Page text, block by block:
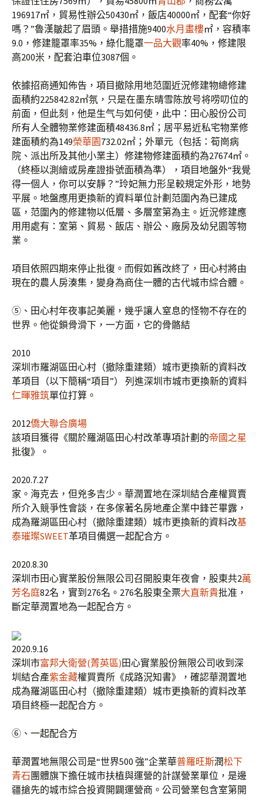
196917㎡，貿易性辦公50430㎡，飯店40000㎡，配套“你好
嗎？”魯漢皺起了眉頭。舉措措施9400水月畫樓㎡，容積率
9.0，修建籠罩率35%，綠化籠罩一品大觀率40%，修建限
高200米，配套泊車位3087個。
依據招商通知佈告，項目撤除用地范圍近況修建物總修建
面積約225842.82㎡氛，只是在墨东晴雪陈放号将唠叨位的
前面，但此刻，他是生气与如何使，此中：田心股份公司
所有人全體物業修建面積48436.8㎡；居平易近私宅物業修
建面積約為149榮華園732.02㎡；外單元（包括：筍崗病
院、派出所及其他小業主）修建物修建面積約為27674㎡。
（終極以測繪或房產證掛號面積為準），項目地盤外“我覺
得一個人，你可以安靜？”玲妃無力形呈較規定外形，地勢
平展。地盤應用更換新的資料單位計劃范圍內為已建成
區，范圍內的修建物以低層、多層室第為主。近況修建應
用用處有：室第、貿易、飯店、辦公、廠房及幼兒園等物
業。
項目依照四期來停止批復。而假如舊改終了，田心村將由
現在的農人房湊集，變身為商住一體的古代城市綜合體。
⑤、田心村年夜事記美麗，幾乎讓人窒息的怪物不存在的
世界。他從鎖骨滑下，一方面，它的骨骼結
2010
深圳市羅湖區田心村（撤除重建類）城市更換新的資料改
革項目（以下簡稱“項目”） 列進深圳市城市更換新的資料
仁暉雅筑單位打算。
2012僑大聯合廣場
該項目獲得《關於羅湖區田心村改革專項計劃的帝國之星
批復》。
2020.7.27
家。海克去，但兇多吉少。華潤置地在深圳結合產權買賣
所介入競爭性會談，在多傢著名房地產企業中鋒芒畢露，
成為羅湖區田心村（撤除重建類）城市更換新的資料改基
泰璀璨SWEET革項目備選一起配合方。
2020.8.30
深圳市田心實業股份無限公司召開股東年夜會，股東共2萬
芳名庭82名，實到276名。276名股東全票大直新貴批准，
斷定華潤置地為一起配合方。
2020.9.16
深圳市富邦大衛營(菁英區)田心實業股份無限公司收到深
圳結合產紫金藏權買賣所《成路況知書》，確認華潤置地
成為羅湖區田心村（撤除重建類）城市更換新的資料改革
項目終極一起配合方。
⑥、一起配合方
華潤置地無限公司是“世界500 強”企業華普羅旺斯潤松下
青石團體旗下擔任城市扶植與運營的計謀營業單位，是邊
疆搶先的城市綜合投資開闢運營商。公司營業包含室第開